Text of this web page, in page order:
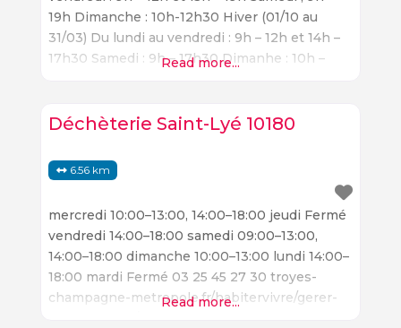
19h Dimanche : 10h-12h30 Hiver (01/10 au
31/03) Du lundi au vendredi : 9h – 12h et 14h –
17h30 Samedi : 9h – 17h30 Dimanhe : 10h –
Read more...
Déchèterie Saint-Lyé 10180
6.56 km
mercredi 10:00–13:00, 14:00–18:00 jeudi Fermé
vendredi 14:00–18:00 samedi 09:00–13:00,
14:00–18:00 dimanche 10:00–13:00 lundi 14:00–
18:00 mardi Fermé 03 25 45 27 30 troyes-
champagne-metropole.fr/habitervivre/gerer-
Read more...